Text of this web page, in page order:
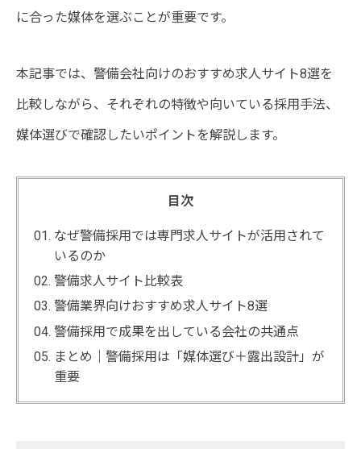
に合った媒体を選ぶことが重要です。
本記事では、警備会社向けのおすすめ求人サイト8選を
比較しながら、それぞれの特徴や向いている採用手法、
媒体選びで確認したいポイントを解説します。
目次
なぜ警備採用では専門求人サイトが活用されて
いるのか
警備求人サイト比較表
警備業界向けおすすめ求人サイト8選
警備採用で成果を出している会社の共通点
まとめ｜警備採用は「媒体選び＋露出設計」が
重要